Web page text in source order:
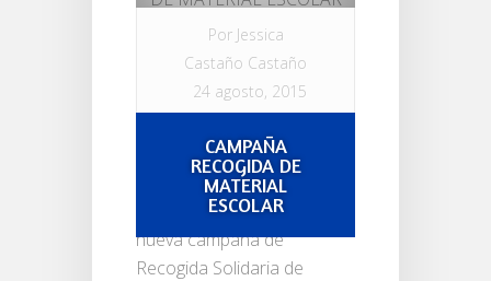
CAMPAÑA
RECOGIDA DE
MATERIAL
ESCOLAR
Por Jessica
Castaño Castaño
24 agosto, 2015
enSin categoría|
1 comentario
Ponemos en marcha una
nueva campaña de
Recogida Solidaria de